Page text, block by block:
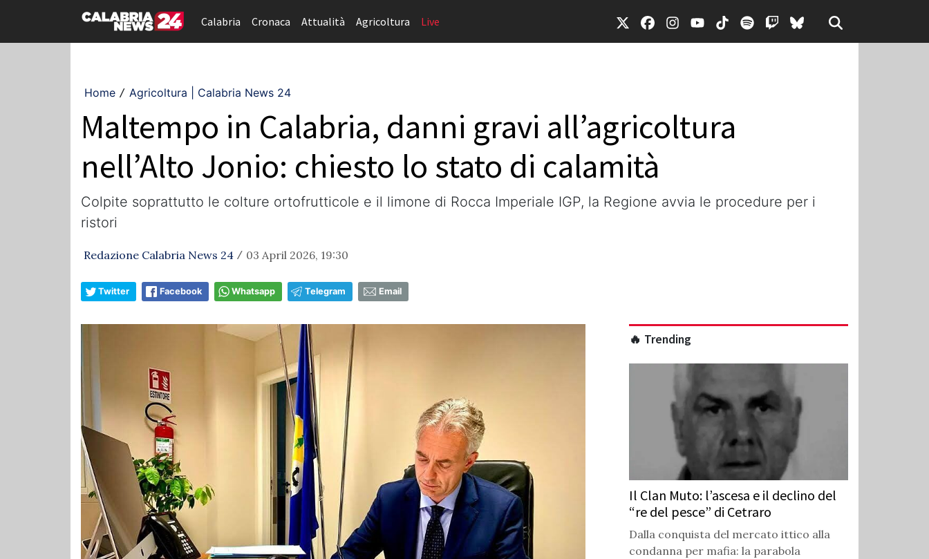
Calabria Cronaca Attualità Agricoltura Live
Home / Agricoltura | Calabria News 24
Maltempo in Calabria, danni gravi all’agricoltura
nell’Alto Jonio: chiesto lo stato di calamità
Colpite soprattutto le colture ortofrutticole e il limone di Rocca Imperiale IGP, la Regione avvia le procedure per i
ristori
Redazione Calabria News 24 / 03 April 2026, 19:30
Twitter Facebook Whatsapp Telegram Email
🔥 Trending
Il Clan Muto: l’ascesa e il declino del
“re del pesce” di Cetraro
Dalla conquista del mercato ittico alla
condanna per mafia: la parabola